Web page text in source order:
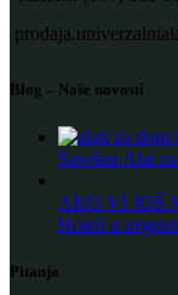
Blog – Naše novosti
Savršen Alat
AKO VI JOŠ
Hoteli u
Pitanja